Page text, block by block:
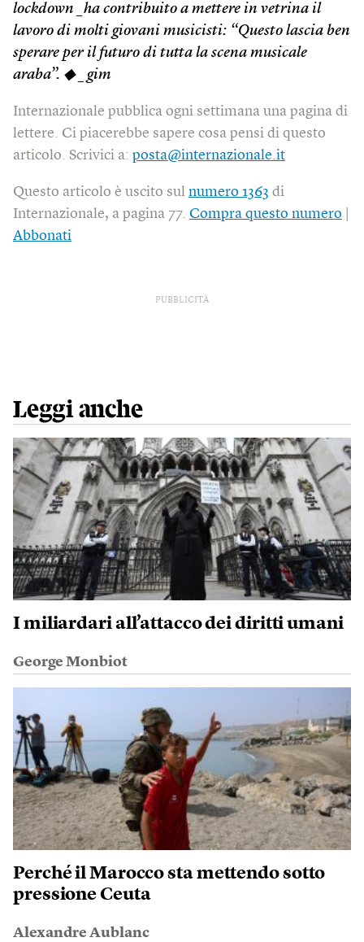
lockdown _ha contribuito a mettere in vetrina il
lavoro di molti giovani musicisti: “Questo lascia ben
sperare per il futuro di tutta la scena musicale
araba”. ◆ _gim
Internazionale pubblica ogni settimana una pagina di
lettere. Ci piacerebbe sapere cosa pensi di questo
articolo. Scrivici a: posta@internazionale.it
Questo articolo è uscito sul numero 1363 di
Internazionale, a pagina 77. Compra questo numero
Abbonati
PUBBLICITÀ
Leggi anche
I miliardari all’attacco dei diritti umani
George Monbiot
Perché il Marocco sta mettendo sotto
pressione Ceuta
Alexandre Aublanc